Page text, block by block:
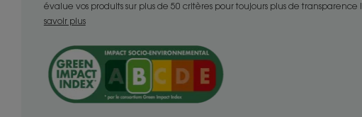
Texture
Gel crème
évalue vos produits sur plus de 50 critères pour toujours plus de transparence !
savoir plus